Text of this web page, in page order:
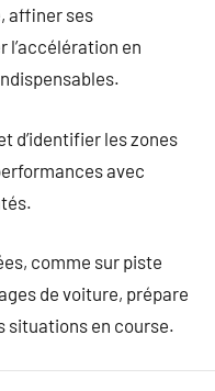
affiner ses
l’accélération en
d’identifier les zones
avec
comme sur piste
de voiture, prépare
situations en course.